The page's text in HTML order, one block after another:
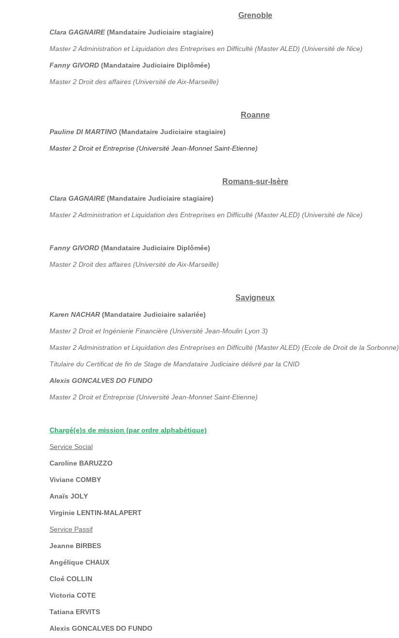
Grenoble
Clara GAGNAIRE(Mandataire Judiciaire stagiaire)
Master 2 Administration et Liquidation des Entreprises en Difficulté (Master ALED) (Université de Nice)
Fanny GIVORD (Mandataire Judiciaire Diplômée)
Master 2 Droit des affaires (Université de Aix-Marseille)
Roanne
Pauline DI MARTINO (Mandataire Judiciaire stagiaire)
Master 2 Droit et Entreprise (Université Jean-Monnet Saint-Etienne)
Romans-sur-Isère
Clara GAGNAIRE(Mandataire Judiciaire stagiaire)
Master 2 Administration et Liquidation des Entreprises en Difficulté (Master ALED) (Université de Nice)
Fanny GIVORD (Mandataire Judiciaire Diplômée)
Master 2 Droit des affaires (Université de Aix-Marseille)
Savigneux
Karen NACHAR (Mandataire Judiciaire salariée)
Master 2 Droit et Ingénierie Financière (Université Jean-Moulin Lyon 3)
Master 2 Administration et Liquidation des Entreprises en Difficulté (Master ALED) (Ecole de Droit de la Sorbonne)
Titulaire du Certificat de fin de Stage de Mandataire Judiciaire délivré par la CNID
Alexis GONCALVES DO FUNDO
Master 2 Droit et Entreprise (Université Jean-Monnet Saint-Etienne)
Chargé(e)s de mission (par ordre alphabétique)
Service Social
Caroline BARUZZO
Viviane COMBY
Anaïs JOLY
Virginie LENTIN-MALAPERT
Service Passif
Jeanne BIRBES
Angélique CHAUX
Cloé COLLIN
Victoria COTE
Tatiana ERVITS
Alexis GONCALVES DO FUNDO